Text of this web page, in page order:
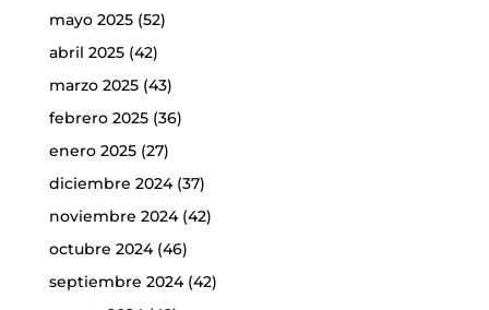
mayo 2025(52)
abril 2025(42)
marzo 2025(43)
febrero 2025(36)
enero 2025(27)
diciembre 2024(37)
noviembre 2024(42)
octubre 2024(46)
septiembre 2024(42)